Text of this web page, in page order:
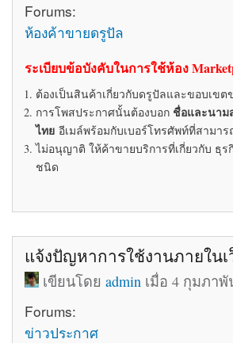
Forums:
ห้องค้าขายดรูปัล
ระเบียบข้อบังคับในการใช้ห้อง
ต้องเป็นสินค้าเกี่ยวกับดรูปัลและขอบเขต
การโพสประกาศนั้นต้องบอก ชื่อและนาม
ไทย อีเมล์พร้อมกับเบอร์โทรศัพท์ที่สามา
ไม่อนุญาติ ให้ค้าขายบริการที่เกี่ยวกับ ธุร
ชนิด
about ระเบียบข้อบังคับในการใช้ห้อง
แจ้งปัญหาการใช้งานภายใน
เขียนโดยadmin เมื่อ 4 กุมภาพั
Forums:
ข่าวประกาศ